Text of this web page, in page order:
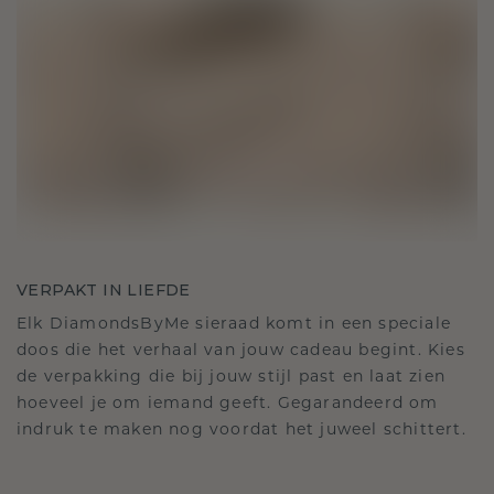
VERPAKT IN LIEFDE
Elk DiamondsByMe sieraad komt in een speciale
doos die het verhaal van jouw cadeau begint. Kies
de verpakking die bij jouw stijl past en laat zien
hoeveel je om iemand geeft. Gegarandeerd om
indruk te maken nog voordat het juweel schittert.